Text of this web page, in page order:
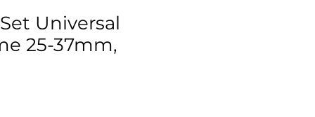
Universal
25-37mm,